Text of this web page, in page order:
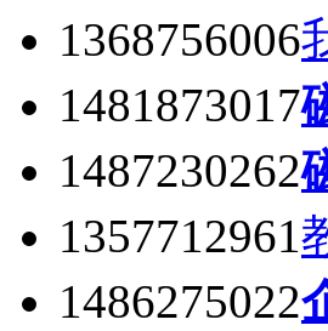
1368756006
1481873017
1487230262
1357712961
1486275022